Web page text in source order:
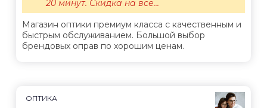
Магазин оптики премиум класса с качественным и
быстрым обслуживанием. Большой выбор
брендовых оправ по хорошим ценам.
20 минут. Скидка на все...
ОПТИКА